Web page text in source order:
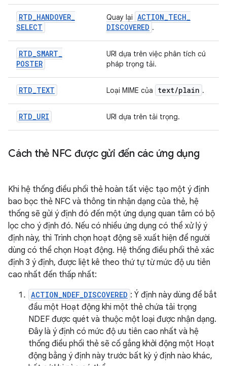
RTD_HANDOVER_
SELECT
Quay lại ACTION_TECH_
DISCOVERED .
RTD_SMART_
POSTER
URI dựa trên việc phân tích cú
pháp trọng tải.
RTD_TEXT Loại MIME của text/plain .
RTD_URI URI dựa trên tải trọng.
Cách thẻ NFC được gửi đến các ứng dụng
Khi hệ thống điều phối thẻ hoàn tất việc tạo một ý định
bao bọc thẻ NFC và thông tin nhận dạng của thẻ, hệ
thống sẽ gửi ý định đó đến một ứng dụng quan tâm có bộ
lọc cho ý định đó. Nếu có nhiều ứng dụng có thể xử lý ý
định này, thì Trình chọn hoạt động sẽ xuất hiện để người
dùng có thể chọn Hoạt động. Hệ thống điều phối thẻ xác
định 3 ý định, được liệt kê theo thứ tự từ mức độ ưu tiên
cao nhất đến thấp nhất:
ACTION_NDEF_DISCOVERED : Ý định này dùng để bắt
đầu một Hoạt động khi một thẻ chứa tải trọng
NDEF được quét và thuộc một loại được nhận dạng.
Đây là ý định có mức độ ưu tiên cao nhất và hệ
thống điều phối thẻ sẽ cố gắng khởi động một Hoạt
động bằng ý định này trước bất kỳ ý định nào khác,